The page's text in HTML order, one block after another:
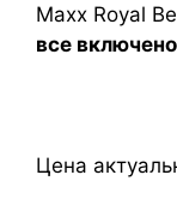
Maxx Royal
все
Цена